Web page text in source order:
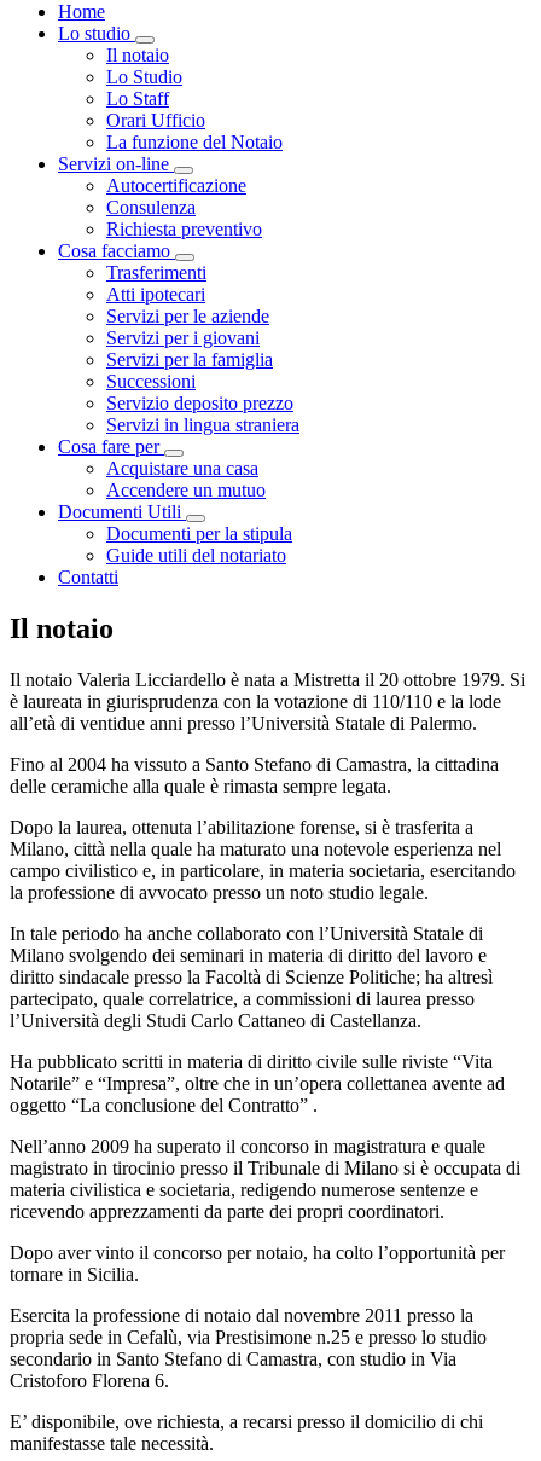
Home
Lo studio
Visualizza menù di secondo livello
Il notaio
Lo Studio
Lo Staff
Orari Ufficio
La funzione del Notaio
Servizi on-line
Visualizza menù di secondo livello
Autocertificazione
Consulenza
Richiesta preventivo
Cosa facciamo
Visualizza menù di secondo livello
Trasferimenti
Atti ipotecari
Servizi per le aziende
Servizi per i giovani
Servizi per la famiglia
Successioni
Servizio deposito prezzo
Servizi in lingua straniera
Cosa fare per
Visualizza menù di secondo livello
Acquistare una casa
Accendere un mutuo
Documenti Utili
Visualizza menù di secondo livello
Documenti per la stipula
Guide utili del notariato
Contatti
Il notaio
Il notaio Valeria Licciardello è nata a Mistretta il 20 ottobre 1979. Si
è laureata in giurisprudenza con la votazione di 110/110 e la lode
all’età di ventidue anni presso l’Università Statale di Palermo.
Fino al 2004 ha vissuto a Santo Stefano di Camastra, la cittadina
delle ceramiche alla quale è rimasta sempre legata.
Dopo la laurea, ottenuta l’abilitazione forense, si è trasferita a
Milano, città nella quale ha maturato una notevole esperienza nel
campo civilistico e, in particolare, in materia societaria, esercitando
la professione di avvocato presso un noto studio legale.
In tale periodo ha anche collaborato con l’Università Statale di
Milano svolgendo dei seminari in materia di diritto del lavoro e
diritto sindacale presso la Facoltà di Scienze Politiche; ha altresì
partecipato, quale correlatrice, a commissioni di laurea presso
l’Università degli Studi Carlo Cattaneo di Castellanza.
Ha pubblicato scritti in materia di diritto civile sulle riviste “Vita
Notarile” e “Impresa”, oltre che in un’opera collettanea avente ad
oggetto “La conclusione del Contratto” .
Nell’anno 2009 ha superato il concorso in magistratura e quale
magistrato in tirocinio presso il Tribunale di Milano si è occupata di
materia civilistica e societaria, redigendo numerose sentenze e
ricevendo apprezzamenti da parte dei propri coordinatori.
Dopo aver vinto il concorso per notaio, ha colto l’opportunità per
tornare in Sicilia.
Esercita la professione di notaio dal novembre 2011 presso la
propria sede in Cefalù, via Prestisimone n.25 e presso lo studio
secondario in Santo Stefano di Camastra, con studio in Via
Cristoforo Florena 6.
E’ disponibile, ove richiesta, a recarsi presso il domicilio di chi
manifestasse tale necessità.